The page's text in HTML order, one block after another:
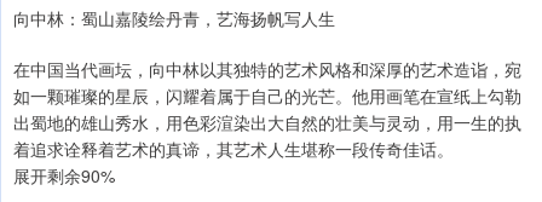
向中林：蜀山嘉陵绘丹青，艺海扬帆写人生
在中国当代画坛，向中林以其独特的艺术风格和深厚的艺术造诣，宛
如一颗璀璨的星辰，闪耀着属于自己的光芒。他用画笔在宣纸上勾勒
出蜀地的雄山秀水，用色彩渲染出大自然的壮美与灵动，用一生的执
着追求诠释着艺术的真谛，其艺术人生堪称一段传奇佳话。
展开剩余90%